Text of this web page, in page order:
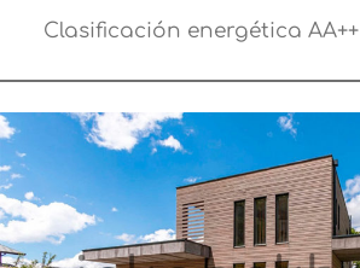
Clasificación energética AA++